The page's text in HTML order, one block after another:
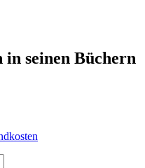
in seinen Büchern